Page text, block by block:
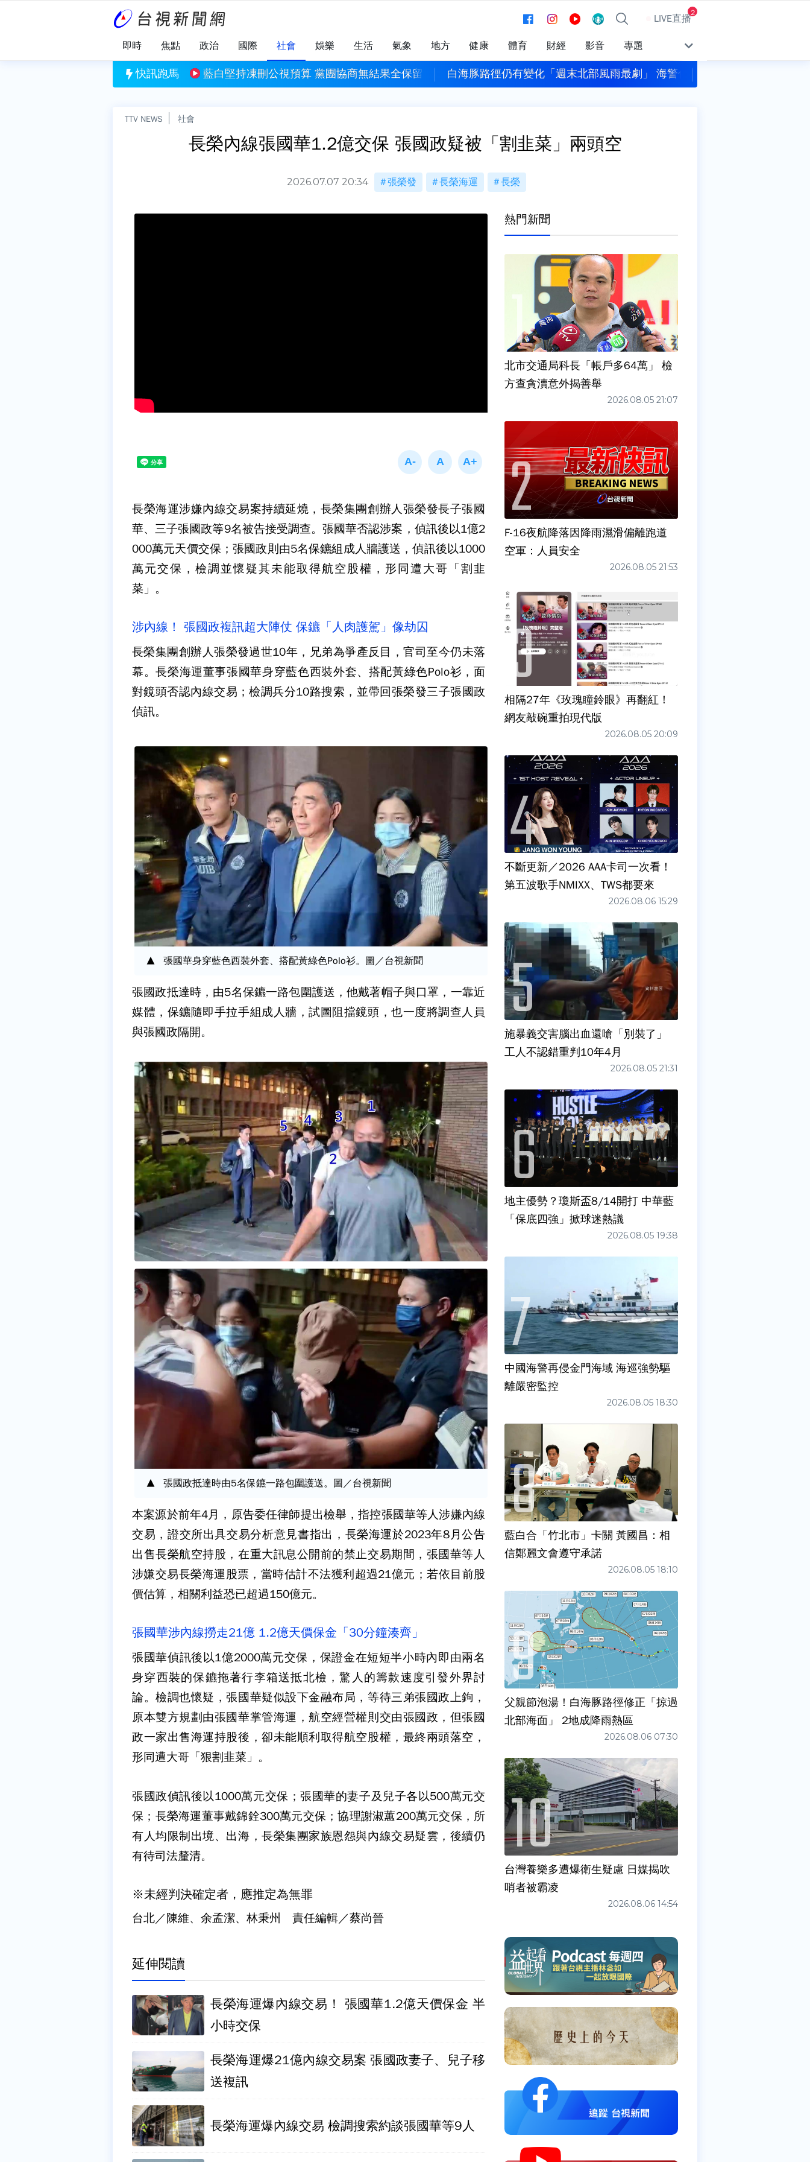
LIVE直播2
即時 焦點 政治 國際 社會 娛樂 生活 氣象 地方 健康 體育 財經 影音 專題
快訊跑馬
火警！ 女性長者陳屍民宅2樓 藍白堅持凍刪公視預算 黨團協商無結果全保留 白海豚路徑仍有變化「週末北部風雨最劇」 海警估明下午發布
TTV NEWS 社會
長榮內線張國華1.2億交保 張國政疑被「割韭菜」兩頭空
2026.07.07 20:34 張榮發 長榮海運 長榮
長榮海運涉嫌內線交易案持續延燒，長榮集團創辦人張榮發長子張國
華、三子張國政等9名被告接受調查。張國華否認涉案，偵訊後以1億2
000萬元天價交保；張國政則由5名保鑣組成人牆護送，偵訊後以1000
萬元交保，檢調並懷疑其未能取得航空股權，形同遭大哥「割韭
菜」。
涉內線！ 張國政複訊超大陣仗 保鑣「人肉護駕」像劫囚
長榮集團創辦人張榮發過世10年，兄弟為爭產反目，官司至今仍未落
幕。長榮海運董事張國華身穿藍色西裝外套、搭配黃綠色Polo衫，面
對鏡頭否認內線交易；檢調兵分10路搜索，並帶回張榮發三子張國政
偵訊。
張國華身穿藍色西裝外套、搭配黃綠色Polo衫。圖／台視新聞
張國政抵達時，由5名保鑣一路包圍護送，他戴著帽子與口罩，一靠近
媒體，保鑣隨即手拉手組成人牆，試圖阻擋鏡頭，也一度將調查人員
與張國政隔開。
張國政抵達時由5名保鑣一路包圍護送。圖／台視新聞
本案源於前年4月，原告委任律師提出檢舉，指控張國華等人涉嫌內線
交易，證交所出具交易分析意見書指出，長榮海運於2023年8月公告
出售長榮航空持股，在重大訊息公開前的禁止交易期間，張國華等人
涉嫌交易長榮海運股票，當時估計不法獲利超過21億元；若依目前股
價估算，相關利益恐已超過150億元。
張國華涉內線撈走21億 1.2億天價保金「30分鐘湊齊」
張國華偵訊後以1億2000萬元交保，保證金在短短半小時內即由兩名
身穿西裝的保鑣拖著行李箱送抵北檢，驚人的籌款速度引發外界討
論。檢調也懷疑，張國華疑似設下金融布局，等待三弟張國政上鉤，
原本雙方規劃由張國華掌管海運，航空經營權則交由張國政，但張國
政一家出售海運持股後，卻未能順利取得航空股權，最終兩頭落空，
形同遭大哥「狠割韭菜」。
張國政偵訊後以1000萬元交保；張國華的妻子及兒子各以500萬元交
保；長榮海運董事戴錦銓300萬元交保；協理謝淑蕙200萬元交保，所
有人均限制出境、出海，長榮集團家族恩怨與內線交易疑雲，後續仍
有待司法釐清。
※未經判決確定者，應推定為無罪
台北／陳維、余孟潔、林秉州 責任編輯／蔡尚晉
延伸閱讀
長榮海運爆內線交易！ 張國華1.2億天價保金 半
小時交保
長榮海運爆21億內線交易案 張國政妻子、兒子移
送複訊
長榮海運爆內線交易 檢調搜索約談張國華等9人
熱門新聞
北市交通局科長「帳戶多64萬」 檢
方查貪瀆意外揭善舉
2026.08.05 21:07
F-16夜航降落因降雨濕滑偏離跑道
空軍：人員安全
2026.08.05 21:53
相隔27年《玫瑰瞳鈴眼》再翻紅！
網友敲碗重拍現代版
2026.08.05 20:09
不斷更新／2026 AAA卡司一次看！
第五波歌手NMIXX、TWS都要來
2026.08.06 15:29
施暴義交害腦出血還嗆「別裝了」
工人不認錯重判10年4月
2026.08.05 21:31
地主優勢？瓊斯盃8/14開打 中華藍
「保底四強」掀球迷熱議
2026.08.05 19:38
中國海警再侵金門海域 海巡強勢驅
離嚴密監控
2026.08.05 18:30
藍白合「竹北市」卡關 黃國昌：相
信鄭麗文會遵守承諾
2026.08.05 18:10
父親節泡湯！白海豚路徑修正「掠過
北部海面」 2地成降雨熱區
2026.08.06 07:30
台灣養樂多遭爆衛生疑慮 日媒揭吹
哨者被霸凌
2026.08.06 14:54